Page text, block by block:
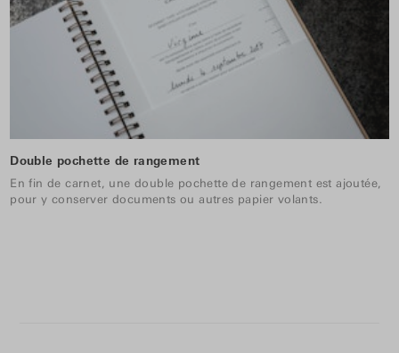
Double pochette de rangement
En fin de carnet, une double pochette de rangement est ajoutée,
pour y conserver documents ou autres papier volants.